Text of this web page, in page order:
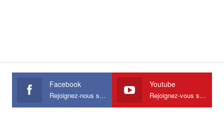
Facebook
Rejoignez-nous sur Facebook
Youtube
Rejoignez-vous sur Youtube